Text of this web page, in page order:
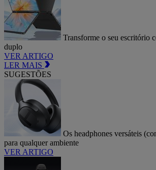
Transforme o seu escritório
duplo
VER ARTIGO
LER MAIS
SUGESTÕES
Os headphones versáteis
para qualquer ambiente
VER ARTIGO